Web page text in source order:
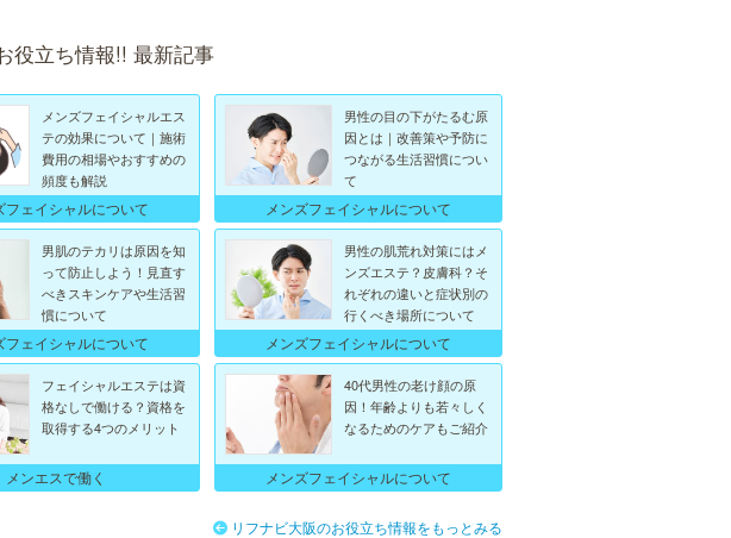
役立ち情報!! 最新記事
メンズフェイシャルエス
テの効果について｜施術
費用の相場やおすすめの
頻度も解説
フェイシャルについて
男性の目の下がたるむ原
因とは｜改善策や予防に
つながる生活習慣につい
て
メンズフェイシャルについて
男肌のテカリは原因を知
って防止しよう！見直す
べきスキンケアや生活習
慣について
フェイシャルについて
男性の肌荒れ対策にはメ
ンズエステ？皮膚科？そ
れぞれの違いと症状別の
行くべき場所について
メンズフェイシャルについて
フェイシャルエステは資
格なしで働ける？資格を
取得する4つのメリット
メンエスで働く
40代男性の老け顔の原
因！年齢よりも若々しく
なるためのケアもご紹介
メンズフェイシャルについて
リフナビ大阪のお役立ち情報をもっとみる